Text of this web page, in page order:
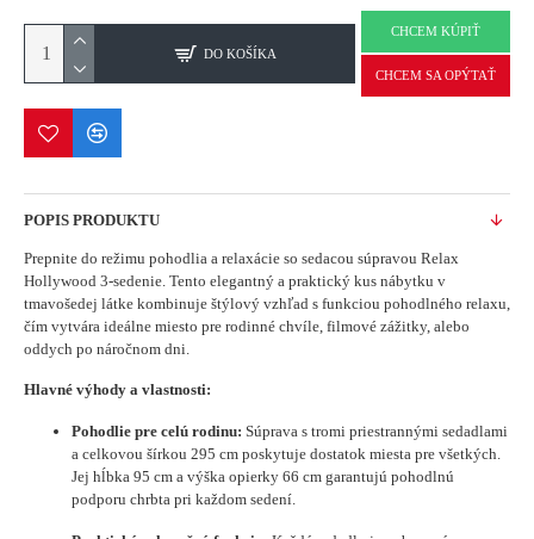
DO KOŠÍKA
CHCEM KÚPIŤ
CHCEM SA OPÝTAŤ
POPIS PRODUKTU
Prepnite do režimu pohodlia a relaxácie so sedacou súpravou Relax
Hollywood 3-sedenie. Tento elegantný a praktický kus nábytku v
tmavošedej látke kombinuje štýlový vzhľad s funkciou pohodlného relaxu,
čím vytvára ideálne miesto pre rodinné chvíle, filmové zážitky, alebo
oddych po náročnom dni.
Hlavné výhody a vlastnosti:
Pohodlie pre celú rodinu: Súprava s tromi priestrannými sedadlami
a celkovou šírkou 295 cm poskytuje dostatok miesta pre všetkých.
Jej hĺbka 95 cm a výška opierky 66 cm garantujú pohodlnú
podporu chrbta pri každom sedení.